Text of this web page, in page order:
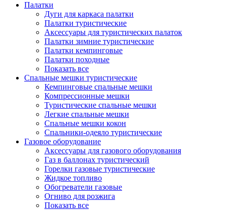
Палатки
Дуги для каркаса палатки
Палатки туристические
Аксессуары для туристических палаток
Палатки зимние туристические
Палатки кемпинговые
Палатки походные
Показать все
Спальные мешки туристические
Кемпинговые спальные мешки
Компрессионные мешки
Туристические спальные мешки
Легкие спальные мешки
Спальные мешки кокон
Спальники-одеяло туристические
Газовое оборудование
Аксессуары для газового оборудования
Газ в баллонах туристический
Горелки газовые туристические
Жидкое топливо
Обогреватели газовые
Огниво для розжига
Показать все